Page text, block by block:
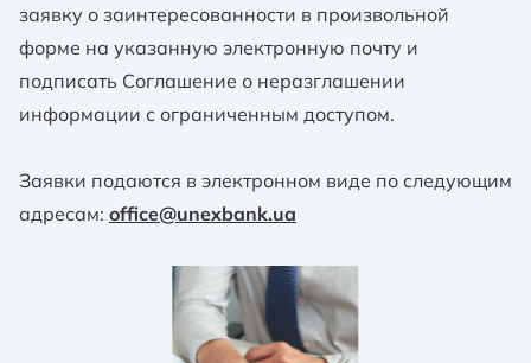
заявку о заинтересованности в произвольной
форме на указанную электронную почту и
подписать Соглашение о неразглашении
информации с ограниченным доступом.
Заявки подаются в электронном виде по следующим
адресам: office@unexbank.ua